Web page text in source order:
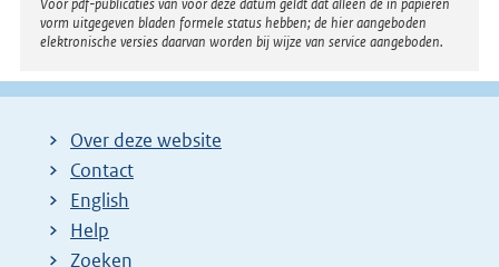
vorm uitgegeven bladen formele status hebben; de hier aangeboden
elektronische versies daarvan worden bij wijze van service aangeboden.
Over deze website
Contact
English
Help
Zoeken